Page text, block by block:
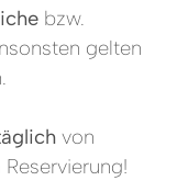
bzw.
gelten
von